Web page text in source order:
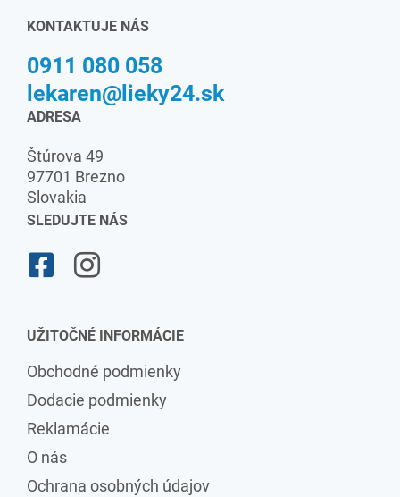
KONTAKTUJE NÁS
0911 080 058
lekaren@lieky24.sk
ADRESA
Štúrova 49
97701 Brezno
Slovakia
SLEDUJTE NÁS
UŽITOČNÉ INFORMÁCIE
Obchodné podmienky
Dodacie podmienky
Reklamácie
O nás
Ochrana osobných údajov